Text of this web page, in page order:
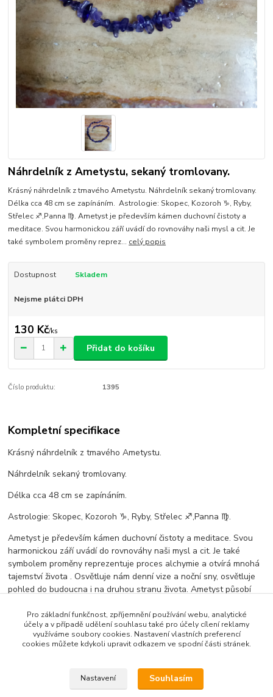
Náhrdelník z Ametystu, sekaný tromlovany.
Krásný náhrdelník z tmavého Ametystu. Náhrdelník sekaný tromlovany.
Délka cca 48 cm se zapínáním. Astrologie: Skopec, Kozoroh ♑, Ryby,
Střelec ♐,Panna ♍. Ametyst je především kámen duchovní čistoty a
meditace. Svou harmonickou září uvádí do rovnováhy naši mysl a cit. Je
také symbolem proměny reprez... celý popis
Dostupnost Skladem
Nejsme plátci DPH
130 Kč/ks
Přidat do košíku
Číslo produktu: 1395
Kompletní specifikace
Krásný náhrdelník z tmavého Ametystu.
Náhrdelník sekaný tromlovany.
Délka cca 48 cm se zapínáním.
Astrologie: Skopec, Kozoroh ♑, Ryby, Střelec ♐,Panna ♍.
Ametyst je především kámen duchovní čistoty a meditace. Svou
harmonickou září uvádí do rovnováhy naši mysl a cit. Je také
symbolem proměny reprezentuje proces alchymie a otvírá mnohá
tajemství života . Osvětluje nám denní vize a noční sny, osvětluje
pohled do budoucna i na druhou stranu života. Ametyst působí
oblasti. Ovlivňuje poruchy způsobené duševním přepětím stresem
a nezpracovanými negativními zážitky. Očista pod proudem čisté
vody. Nabíjení na nepřímém slunci.
Zboží zařazeno v kategoriích
Pro základní funkčnost, zpříjemnění používání webu, analytické
účely a v případě udělení souhlasu také pro účely cílení reklamy
využíváme soubory cookies. Nastavení vlastních preferencí
cookies můžete kdykoli upravit odkazem ve spodní části stránek.
Nastavení Souhlasím